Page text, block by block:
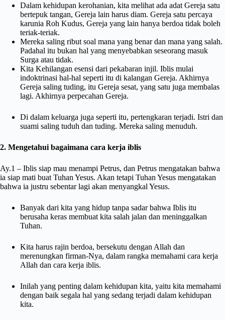
Dalam kehidupan kerohanian, kita melihat ada adat Gereja satu
bertepuk tangan, Gereja lain harus diam. Gereja satu percaya
karunia Roh Kudus, Gereja yang lain hanya berdoa tidak boleh
teriak-teriak.
Mereka saling ribut soal mana yang benar dan mana yang salah.
Padahal itu bukan hal yang menyebabkan seseorang masuk
Surga atau tidak.
Kita Kehilangan esensi dari pekabaran injil. Iblis mulai
indoktrinasi hal-hal seperti itu di kalangan Gereja. Akhirnya
Gereja saling tuding, itu Gereja sesat, yang satu juga membalas
lagi. Akhirnya perpecahan Gereja.
Di dalam keluarga juga seperti itu, pertengkaran terjadi. Istri dan
suami saling tuduh dan tuding. Mereka saling menuduh.
2. Mengetahui bagaimana cara kerja iblis
Ay.1 – Iblis siap mau menampi Petrus, dan Petrus mengatakan bahwa
ia siap mati buat Tuhan Yesus. Akan tetapi Tuhan Yesus mengatakan
bahwa ia justru sebentar lagi akan menyangkal Yesus.
Banyak dari kita yang hidup tanpa sadar bahwa Iblis itu
berusaha keras membuat kita salah jalan dan meninggalkan
Tuhan.
Kita harus rajin berdoa, bersekutu dengan Allah dan
merenungkan firman-Nya, dalam rangka memahami cara kerja
Allah dan cara kerja iblis.
Inilah yang penting dalam kehidupan kita, yaitu kita memahami
dengan baik segala hal yang sedang terjadi dalam kehidupan
kita.